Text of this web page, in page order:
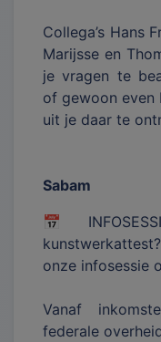
Collega’s Hans
Marijsse en
je vragen te
of gewoon even
uit je daar te
Sabam
📅
onze infosessie
Vanaf
federale